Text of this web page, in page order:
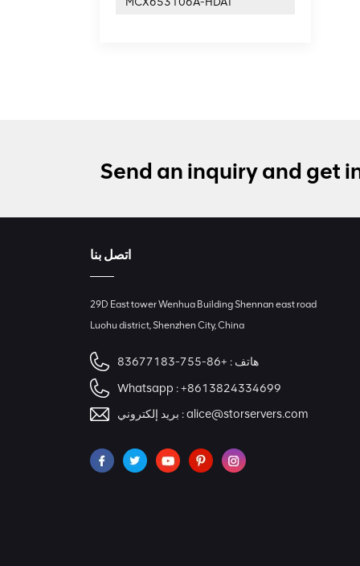
Send an inquiry and get
اتصل بنا
29D East tower Wenhua Building Shennan east road
Luohu district, Shenzhen City, China
هاتف : +86-755-83677183
Whatsapp :+8613824334699
بريد إلكتروني :alice@storservers.com